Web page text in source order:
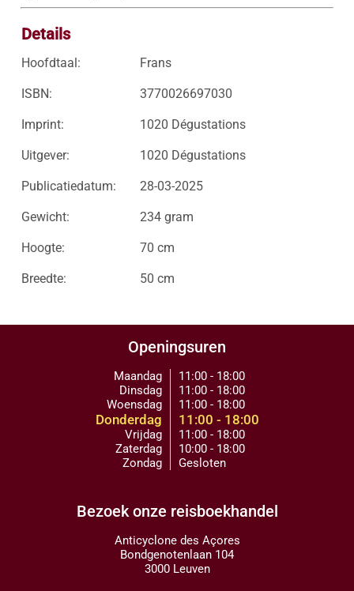
Details
Hoofdtaal: Frans
ISBN: 3770026697030
Imprint: 1020 Dégustations
Uitgever: 1020 Dégustations
Publicatiedatum: 28-03-2025
Gewicht: 234 gram
Hoogte: 70 cm
Breedte: 50 cm
Openingsuren
Maandag
Dinsdag
Woensdag
Donderdag
Vrijdag
Zaterdag
Zondag
11:00 - 18:00
11:00 - 18:00
11:00 - 18:00
11:00 - 18:00
11:00 - 18:00
10:00 - 18:00
Gesloten
Bezoek onze reisboekhandel
Anticyclone des Açores
Bondgenotenlaan 104
3000 Leuven